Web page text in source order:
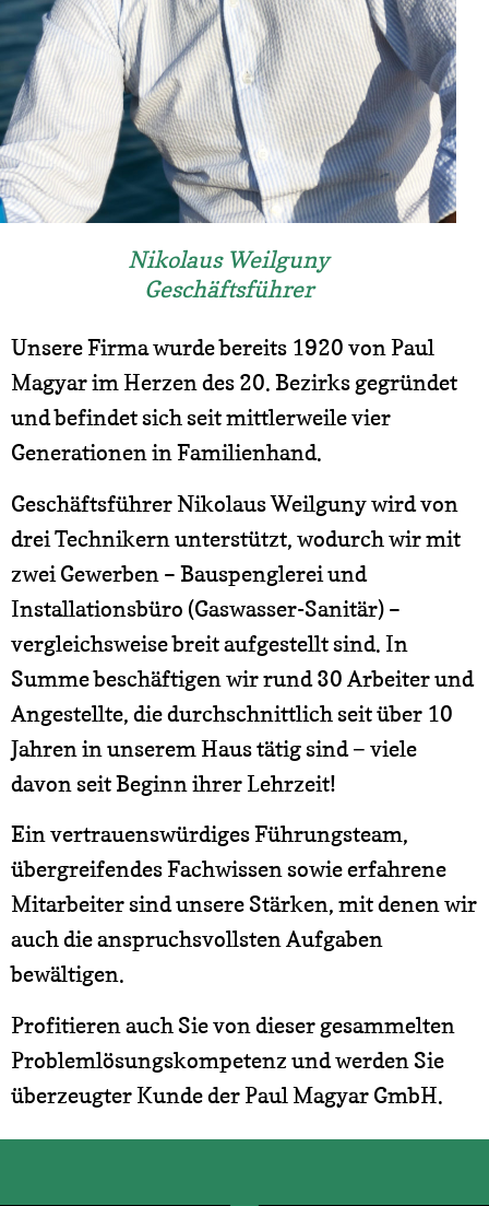
Nikolaus Weilguny
Geschäftsführer
Unsere Firma wurde bereits 1920 von Paul
Magyar im Herzen des 20. Bezirks gegründet
und befindet sich seit mittlerweile vier
Generationen in Familienhand.
Geschäftsführer Nikolaus Weilguny wird von
drei Technikern unterstützt, wodurch wir mit
zwei Gewerben – Bauspenglerei und
Installationsbüro (Gaswasser-Sanitär) –
vergleichsweise breit aufgestellt sind. In
Summe beschäftigen wir rund 30 Arbeiter und
Angestellte, die durchschnittlich seit über 10
Jahren in unserem Haus tätig sind − viele
davon seit Beginn ihrer Lehrzeit!
Ein vertrauenswürdiges Führungsteam,
übergreifendes Fachwissen sowie erfahrene
Mitarbeiter sind unsere Stärken, mit denen wir
auch die anspruchsvollsten Aufgaben
bewältigen.
Profitieren auch Sie von dieser gesammelten
Problemlösungskompetenz und werden Sie
überzeugter Kunde derPaul Magyar GmbH.